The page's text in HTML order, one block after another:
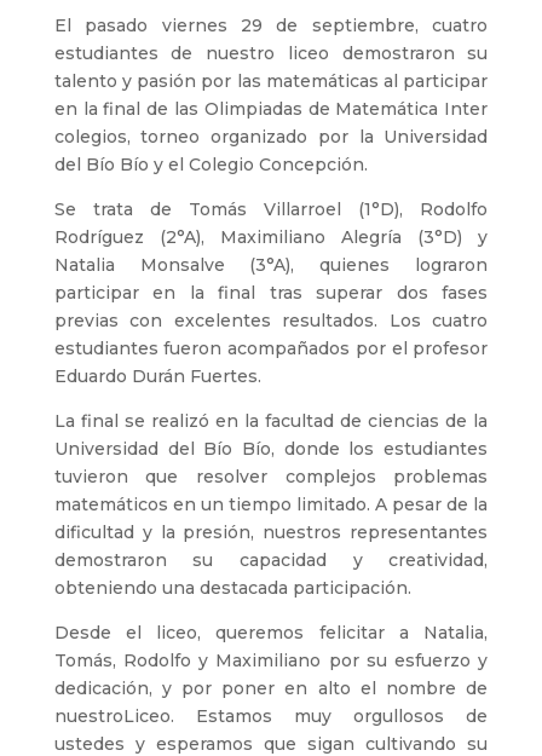
El pasado viernes 29 de septiembre, cuatro
estudiantes de nuestro liceo demostraron su
talento y pasión por las matemáticas al participar
en la final de las Olimpiadas de Matemática Inter
colegios, torneo organizado por la Universidad
del Bío Bío y el Colegio Concepción.
Se trata de Tomás Villarroel (1°D), Rodolfo
Rodríguez (2°A), Maximiliano Alegría (3°D) y
Natalia Monsalve (3°A), quienes lograron
participar en la final tras superar dos fases
previas con excelentes resultados. Los cuatro
estudiantes fueron acompañados por el profesor
Eduardo Durán Fuertes.
La final se realizó en la facultad de ciencias de la
Universidad del Bío Bío, donde los estudiantes
tuvieron que resolver complejos problemas
matemáticos en un tiempo limitado. A pesar de la
dificultad y la presión, nuestros representantes
demostraron su capacidad y creatividad,
obteniendo una destacada participación.
Desde el liceo, queremos felicitar a Natalia,
Tomás, Rodolfo y Maximiliano por su esfuerzo y
dedicación, y por poner en alto el nombre de
nuestroLiceo. Estamos muy orgullosos de
ustedes y esperamos que sigan cultivando su